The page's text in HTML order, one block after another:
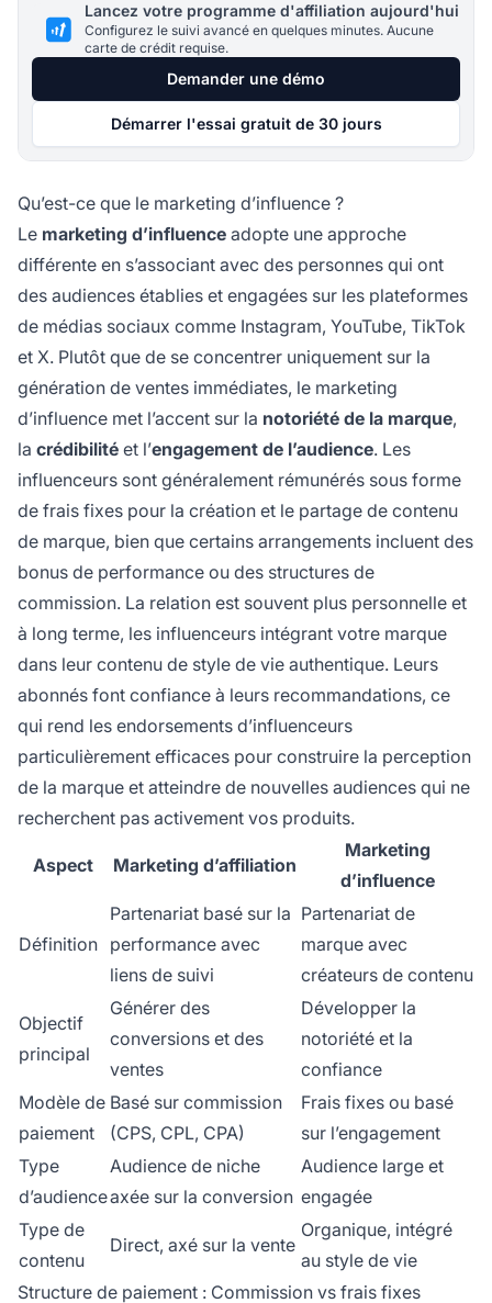
Lancez votre programme d'affiliation aujourd'hui
Configurez le suivi avancé en quelques minutes. Aucune
carte de crédit requise.
Demander une démo
Démarrer l'essai gratuit de 30 jours
Qu’est-ce que le marketing d’influence ?
Le marketing d’influence adopte une approche
différente en s’associant avec des personnes qui ont
des audiences établies et engagées sur les plateformes
de médias sociaux comme Instagram, YouTube, TikTok
et X. Plutôt que de se concentrer uniquement sur la
génération de ventes immédiates, le marketing
d’influence met l’accent sur la notoriété de la marque,
la crédibilité et l’engagement de l’audience. Les
influenceurs sont généralement rémunérés sous forme
de frais fixes pour la création et le partage de contenu
de marque, bien que certains arrangements incluent des
bonus de performance ou des structures de
commission. La relation est souvent plus personnelle et
à long terme, les influenceurs intégrant votre marque
dans leur contenu de style de vie authentique. Leurs
abonnés font confiance à leurs recommandations, ce
qui rend les endorsements d’influenceurs
particulièrement efficaces pour construire la perception
de la marque et atteindre de nouvelles audiences qui ne
recherchent pas activement vos produits.
Aspect Marketing d’affiliation
Marketing
d’influence
Définition
Partenariat basé sur la
performance avec
liens de suivi
Partenariat de
marque avec
créateurs de contenu
Objectif
principal
Générer des
conversions et des
ventes
Développer la
notoriété et la
confiance
Modèle de
paiement
Basé sur commission
(CPS, CPL, CPA)
Frais fixes ou basé
sur l’engagement
Type
d’audience
Audience de niche
axée sur la conversion
Audience large et
engagée
Type de
contenu
Direct, axé sur la vente
Organique, intégré
au style de vie
Structure de paiement : Commission vs frais fixes